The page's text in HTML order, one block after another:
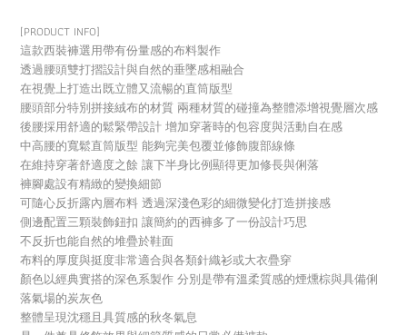
[PRODUCT INFO]
這款西裝褲選用帶有份量感的布料製作
透過腰頭雙打摺設計與自然的垂墜感相融合
在視覺上打造出既立體又流暢的直筒版型
腰頭部分特別拼接絨布的材質 兩種材質的碰撞為整體添增視覺層次感
後腰採用舒適的鬆緊帶設計 增加穿著時的包容度與活動自在感
中高腰的寬鬆直筒版型 能夠完美包覆並修飾腹部線條
在維持穿著舒適度之餘 讓下半身比例顯得更加修長與俐落
褲腳處設有精緻的變換細節
可隨心反折露內層布料 透過深淺色彩的細微變化打造拼接感
側邊配置三顆裝飾鈕扣 讓簡約的西褲多了一份設計巧思
不反折也能自然的堆疊於鞋面
布料的厚度與挺度非常適合與各類針織衫或大衣疊穿
顏色以經典實搭的深色系製作 分別是帶有溫柔質感的煙燻棕與具備俐
落氣場的炭灰色
整體呈現沈穩且具質感的秋冬氣息